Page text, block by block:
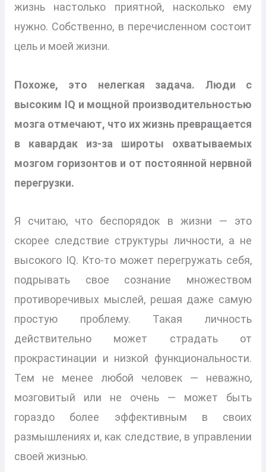
жизнь настолько приятной, насколько ему
нужно. Собственно, в перечисленном состоит
цель и моей жизни.
Похоже, это нелегкая задача. Люди с
высоким IQ и мощной производительностью
мозга отмечают, что их жизнь превращается
в кавардак из-за широты охватываемых
мозгом горизонтов и от постоянной нервной
перегрузки.
Я считаю, что беспорядок в жизни — это
скорее следствие структуры личности, а не
высокого IQ. Кто-то может перегружать себя,
подрывать свое сознание множеством
противоречивых мыслей, решая даже самую
простую проблему. Такая личность
действительно может страдать от
прокрастинации и низкой функциональности.
Тем не менее любой человек — неважно,
мозговитый или не очень — может быть
гораздо более эффективным в своих
размышлениях и, как следствие, в управлении
своей жизнью.